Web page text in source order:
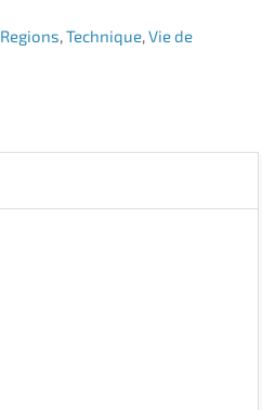
Regions,Technique,Vie de